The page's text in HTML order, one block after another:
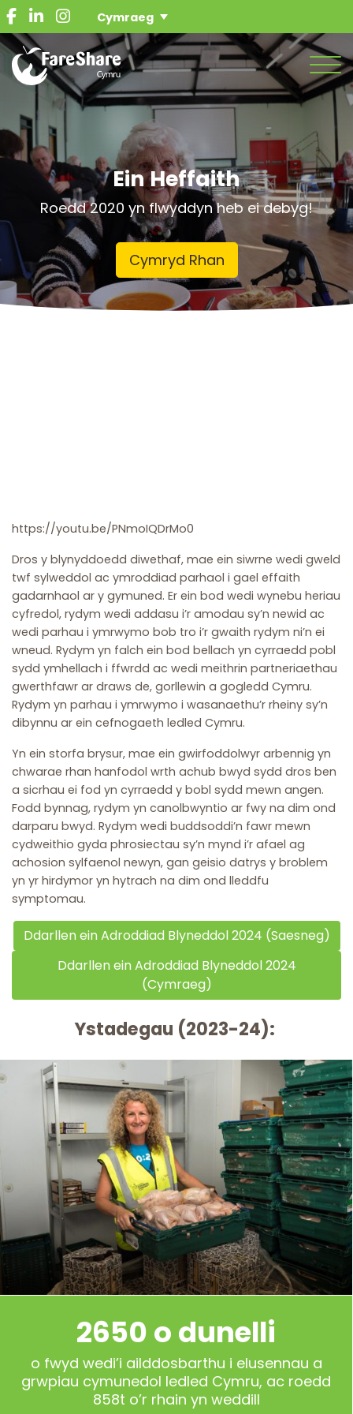
Cymraeg
Ein Gwaith
Rhoi bwyd
Derbyn bwyd
Cyfrannwch
Newyddion
Cysylltwch gyda ni
Gwirfoddolwr Cyfrannu
Ein Heffaith
Roedd 2020 yn flwyddyn heb ei debyg!
Cymryd Rhan
https://youtu.be/PNmoIQDrMo0
Dros y blynyddoedd diwethaf, mae ein siwrne wedi gweld
twf sylweddol ac ymroddiad parhaol i gael effaith
gadarnhaol ar y gymuned. Er ein bod wedi wynebu heriau
cyfredol, rydym wedi addasu i’r amodau sy’n newid ac
wedi parhau i ymrwymo bob tro i’r gwaith rydym ni’n ei
wneud. Rydym yn falch ein bod bellach yn cyrraedd pobl
sydd ymhellach i ffwrdd ac wedi meithrin partneriaethau
gwerthfawr ar draws de, gorllewin a gogledd Cymru.
Rydym yn parhau i ymrwymo i wasanaethu’r rheiny sy’n
dibynnu ar ein cefnogaeth ledled Cymru.
Yn ein storfa brysur, mae ein gwirfoddolwyr arbennig yn
chwarae rhan hanfodol wrth achub bwyd sydd dros ben
a sicrhau ei fod yn cyrraedd y bobl sydd mewn angen.
Fodd bynnag, rydym yn canolbwyntio ar fwy na dim ond
darparu bwyd. Rydym wedi buddsoddi’n fawr mewn
cydweithio gyda phrosiectau sy’n mynd i’r afael ag
achosion sylfaenol newyn, gan geisio datrys y broblem
yn yr hirdymor yn hytrach na dim ond lleddfu
symptomau.
Ddarllen ein Adroddiad Blyneddol 2024 (Saesneg)
Ddarllen ein Adroddiad Blyneddol 2024
(Cymraeg)
Ystadegau (2023-24):
2650 o dunelli
o fwyd wedi’i ailddosbarthu i elusennau a
grwpiau cymunedol ledled Cymru, ac roedd
858t o’r rhain yn weddill